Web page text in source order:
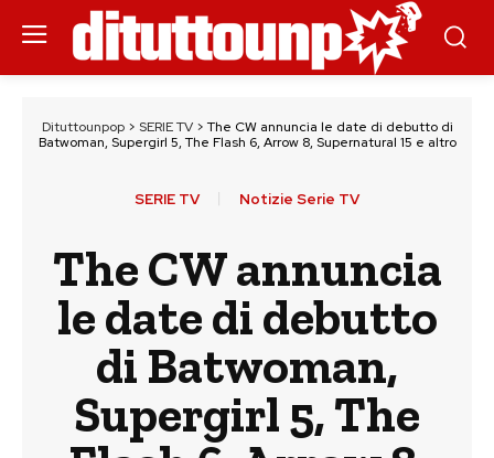
Dituttounpop> SERIE TV> The CW annuncia le date di debutto di
Batwoman, Supergirl 5, The Flash 6, Arrow 8, Supernatural 15 e altro
SERIE TV Notizie Serie TV
The CW annuncia
le date di debutto
di Batwoman,
Supergirl 5, The